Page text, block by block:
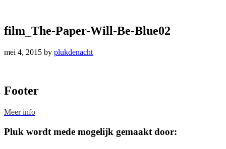
film_The-Paper-Will-Be-Blue02
mei 4, 2015 by plukdenacht
Footer
Meer info
Pluk wordt mede mogelijk gemaakt door: